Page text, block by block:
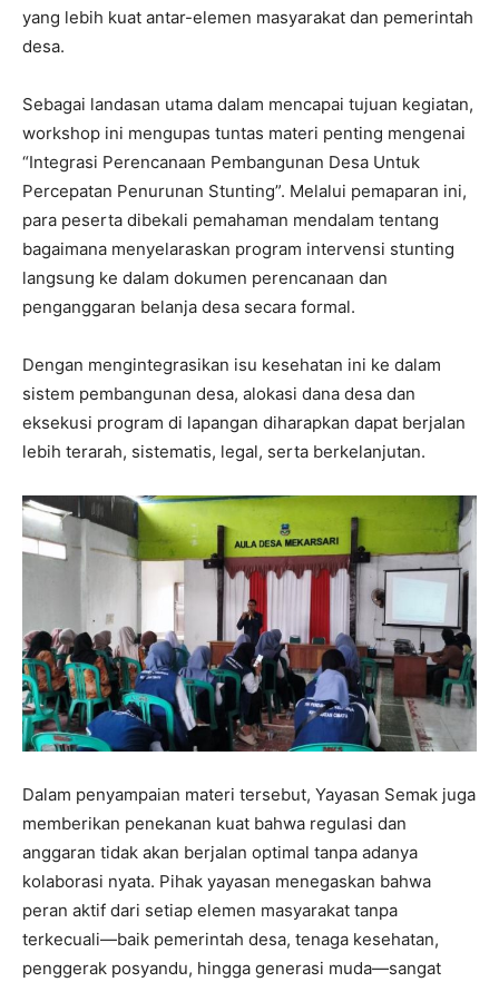
yang lebih kuat antar-elemen masyarakat dan pemerintah
desa.
Sebagai landasan utama dalam mencapai tujuan kegiatan,
workshop ini mengupas tuntas materi penting mengenai
“Integrasi Perencanaan Pembangunan Desa Untuk
Percepatan Penurunan Stunting”. Melalui pemaparan ini,
para peserta dibekali pemahaman mendalam tentang
bagaimana menyelaraskan program intervensi stunting
langsung ke dalam dokumen perencanaan dan
penganggaran belanja desa secara formal.
Dengan mengintegrasikan isu kesehatan ini ke dalam
sistem pembangunan desa, alokasi dana desa dan
eksekusi program di lapangan diharapkan dapat berjalan
lebih terarah, sistematis, legal, serta berkelanjutan.
Dalam penyampaian materi tersebut, Yayasan Semak juga
memberikan penekanan kuat bahwa regulasi dan
anggaran tidak akan berjalan optimal tanpa adanya
kolaborasi nyata. Pihak yayasan menegaskan bahwa
peran aktif dari setiap elemen masyarakat tanpa
terkecuali—baik pemerintah desa, tenaga kesehatan,
penggerak posyandu, hingga generasi muda—sangat